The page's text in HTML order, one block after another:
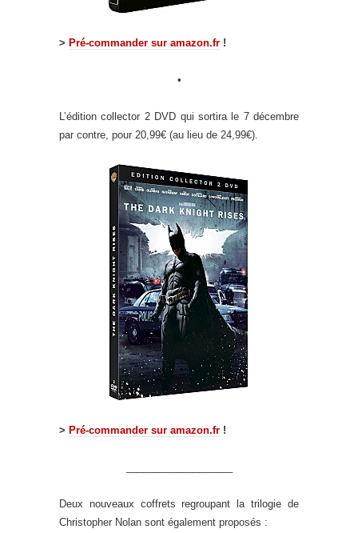
> Pré-commander sur amazon.fr !
•
L’édition collector 2 DVD qui sortira le 7 décembre
par contre, pour 20,99€ (au lieu de 24,99€).
> Pré-commander sur amazon.fr !
Deux nouveaux coffrets regroupant la trilogie de
Christopher Nolan sont également proposés :